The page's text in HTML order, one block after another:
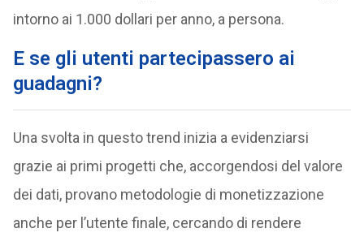
intorno ai 1.000 dollari per anno, a persona.
E se gli utenti partecipassero ai
guadagni?
Una svolta in questo trend inizia a evidenziarsi
grazie ai primi progetti che, accorgendosi del valore
dei dati, provano metodologie di monetizzazione
anche per l’utente finale, cercando di rendere